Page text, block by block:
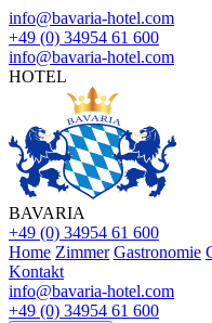
info@bavaria-hotel.com
+49 (0) 34954 61 600
info@bavaria-hotel.com
HOTEL
BAVARIA
+49 (0) 34954 61 600
Home Zimmer Gastronomie
Kontakt
info@bavaria-hotel.com
+49 (0) 34954 61 600